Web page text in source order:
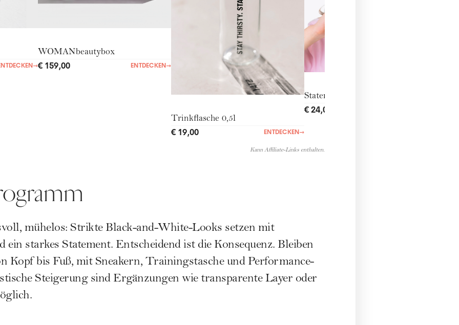
→
WOMANbeautybox
€ 159,00 ENTDECKEN→
Trinkflasche 0,5l
€ 19,00 ENTDECKEN→
Statement Cap
€ 24,00
Kann Affiliate-Links enthalten.
mühelos: Strikte Black-and-White-Looks setzen mit
starkes Statement. Entscheidend ist die Konsequenz. Bleiben
Kopf bis Fuß, mit Sneakern, Trainingstasche und Performance-
Steigerung sind Ergänzungen wie transparente Layer oder